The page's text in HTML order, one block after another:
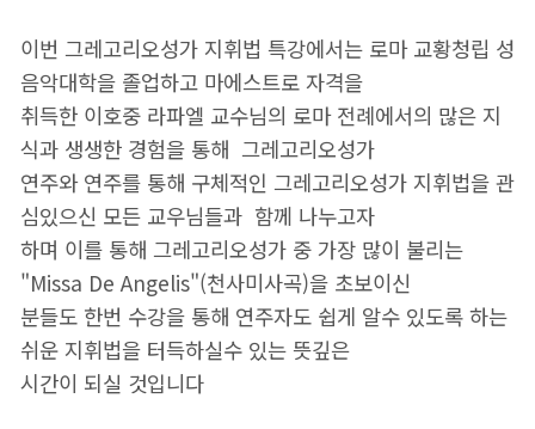
이번 그레고리오성가 지휘법 특강에서는 로마 교황청립 성
음악대학을 졸업하고 마에스트로 자격을
취득한 이호중 라파엘 교수님의 로마 전례에서의 많은 지
식과 생생한 경험을 통해 그레고리오성가
연주와 연주를 통해 구체적인 그레고리오성가 지휘법을 관
심있으신 모든 교우님들과 함께 나누고자
하며 이를 통해 그레고리오성가 중 가장 많이 불리는
"Missa De Angelis"(천사미사곡)을 초보이신
분들도 한번 수강을 통해 연주자도 쉽게 알수 있도록 하는
쉬운 지휘법을 터득하실수 있는 뜻깊은
시간이 되실 것입니다